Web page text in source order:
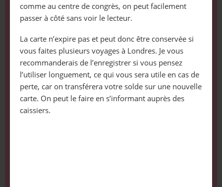
comme au centre de congrès, on peut facilement
passer à côté sans voir le lecteur.
La carte n’expire pas et peut donc être conservée si
vous faites plusieurs voyages à Londres. Je vous
recommanderais de l’enregistrer si vous pensez
l’utiliser longuement, ce qui vous sera utile en cas de
perte, car on transférera votre solde sur une nouvelle
carte. On peut le faire en s’informant auprès des
caissiers.